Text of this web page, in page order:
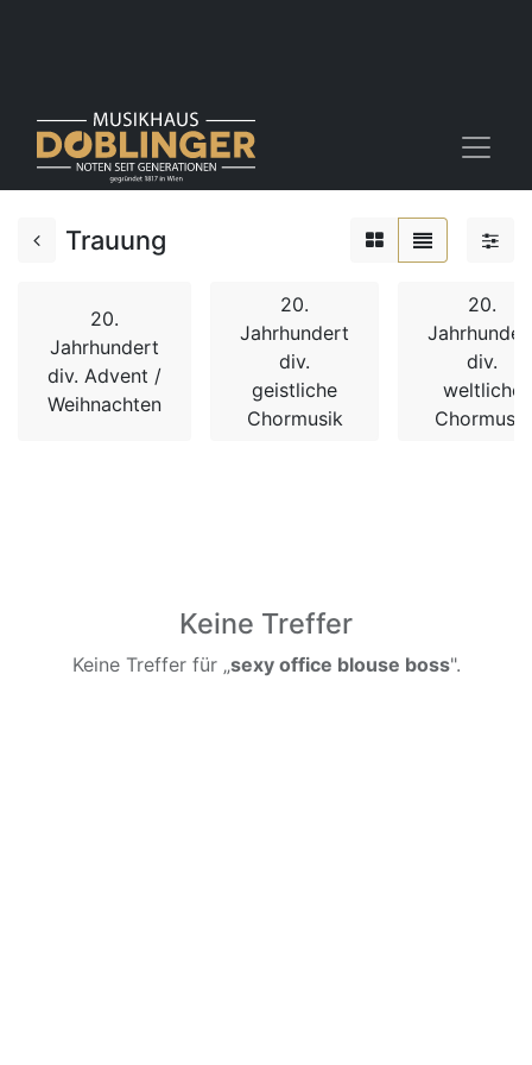
Trauung
20.
Jahrhundert
div. Advent /
Weihnachten
20.
Jahrhundert
div.
geistliche
Chormusik
20.
div.
weltliche
Chormusik
Keine Treffer
Keine Treffer für „sexy office blouse boss".